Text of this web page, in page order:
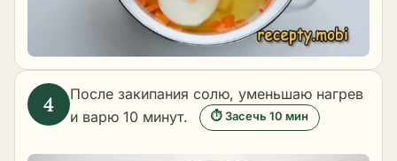
После закипания солю, уменьшаю нагрев
и варю 10 минут.
⏱ Засечь 10 мин